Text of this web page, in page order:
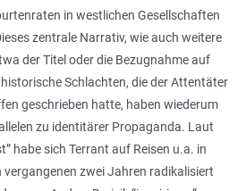
in westlichen Gesellschaften
zentrale Narrativ, wie auch weitere
der Titel oder die Bezugnahme auf
Schlachten, die der Attentäter
geschrieben hatte, haben wiederum
zu identitärer Propaganda. Laut
habe sich Terrant auf Reisen u.a. in
vergangenen zwei Jahren radikalisiert